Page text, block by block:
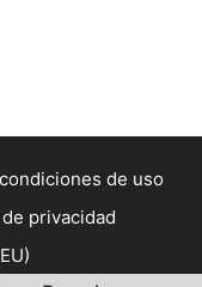
de uso
privacidad